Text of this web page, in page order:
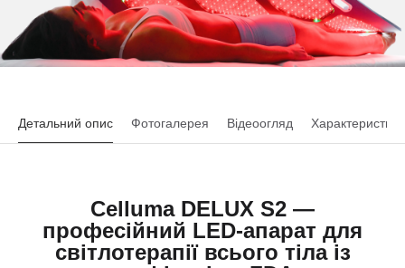
Детальний опис Фотогалерея Відеоогляд Характеристики
Celluma DELUX S2 —
професійний LED-апарат для
світлотерапії всього тіла із